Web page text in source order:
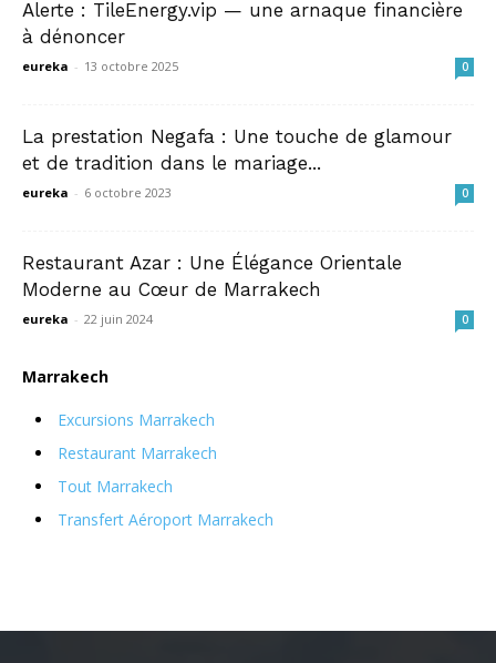
Alerte : TileEnergy.vip — une arnaque financière
à dénoncer
eureka - 13 octobre 2025 0
La prestation Negafa : Une touche de glamour
et de tradition dans le mariage...
eureka - 6 octobre 2023 0
Restaurant Azar : Une Élégance Orientale
Moderne au Cœur de Marrakech
eureka - 22 juin 2024 0
Marrakech
Excursions Marrakech
Restaurant Marrakech
Tout Marrakech
Transfert Aéroport Marrakech